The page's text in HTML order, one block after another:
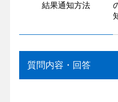
結果通知方法
質問内容・回答